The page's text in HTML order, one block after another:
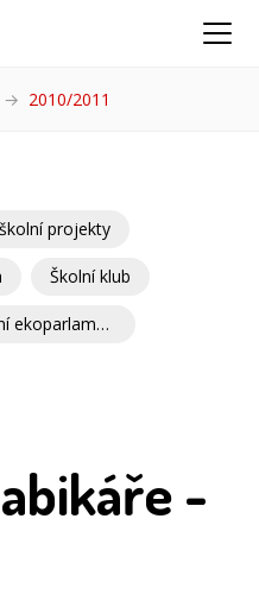
2010/2011
projekty
Školní klub
Školní ekoparlament
-